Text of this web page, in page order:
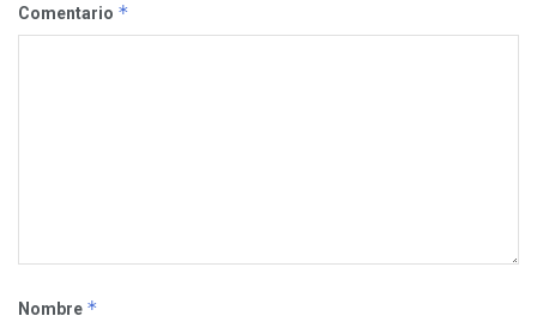
Comentario *
Nombre *